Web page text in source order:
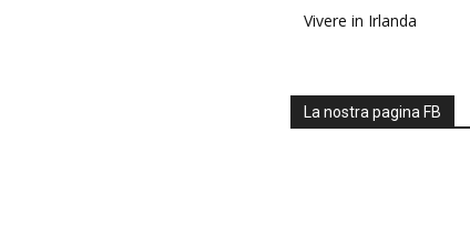
Vivere in Irlanda
La nostra pagina FB